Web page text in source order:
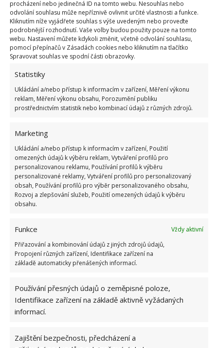
procházení nebo jedinečná ID na tomto webu. Nesouhlas nebo
odvolání souhlasu může nepříznivě ovlivnit určité vlastnosti a funkce.
Kliknutím níže vyjádřete souhlas s výše uvedeným nebo proveďte
podrobnější rozhodnutí. Vaše volby budou použity pouze na tomto
webu. Nastavení můžete kdykoli změnit, včetně odvolání souhlasu,
pomocí přepínačů v Zásadách cookies nebo kliknutím na tlačítko
Spravovat souhlas ve spodní části obrazovky.
Statistiky
Ukládání a/nebo přístup k informacím v zařízení, Měření výkonu
reklam, Měření výkonu obsahu, Porozumění publiku
prostřednictvím statistik nebo kombinací údajů z různých zdrojů.
Marketing
Ukládání a/nebo přístup k informacím v zařízení, Použití
omezených údajů k výběru reklam, Vytváření profilů pro
personalizovanou reklamu, Používání profilů k výběru
personalizované reklamy, Vytváření profilů pro personalizovaný
obsah, Používání profilů pro výběr personalizovaného obsahu,
Rozvoj a zlepšování služeb, Použití omezených údajů k výběru
obsahu.
Funkce
Vždy aktivní
Přiřazování a kombinování údajů z jiných zdrojů údajů,
Propojení různých zařízení, Identifikace zařízení na
základě automaticky přenášených informací.
Používání přesných údajů o zeměpisné poloze,
Identifikace zařízení na základě aktivně vyžádaných
informací.
Zajištění bezpečnosti, předcházení a
Fotografie: Freepik
Tlustice
Krásné voskové listy tlustice nejsou jen efektní, ale
odjakživa spojována s bohatstvím, ale také štěstím.
Anthurium
určena pro ty, kteří ve své životě hledají lásku a
harmonii. Tato pokojovka navozuje pocit laskavosti
a probouzí v člověku touhu po nalezení pravého